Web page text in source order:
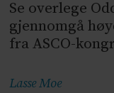
Se overlege
gjennomgå
fra ASCO-
LasseMoe